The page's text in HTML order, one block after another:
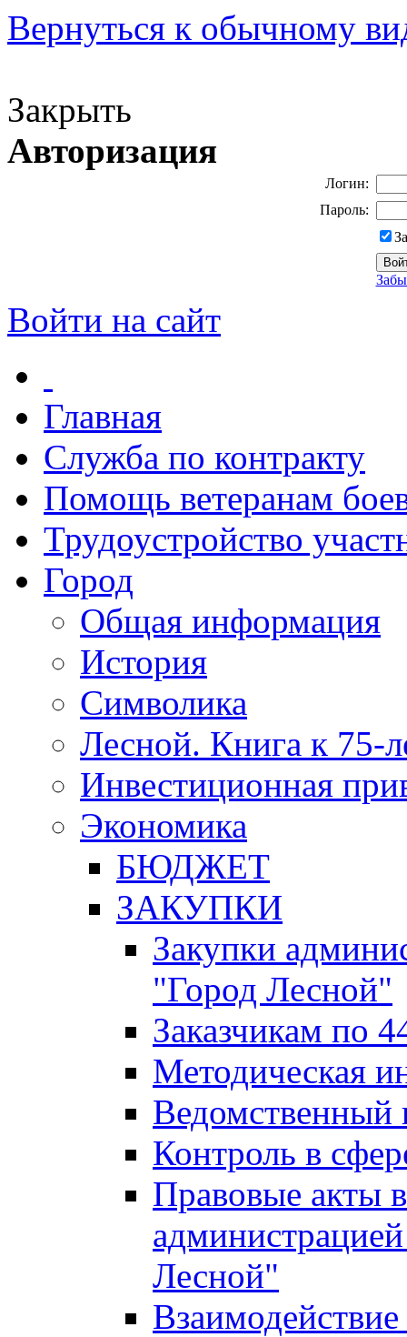
Вернуться к обычному
Закрыть
Авторизация
Логин:
Пароль:
Войти на сайт
Главная
Служба по контракту
Помощь ветеранам
Трудоустройство
Город
Общая информация
История
Символика
Лесной. Книга к 75-
Инвестиционная
Экономика
БЮДЖЕТ
ЗАКУПКИ
Закупки
"Город Лесной"
Заказчикам по
Методическая
Ведомственный
Контроль в
Правовые акты
Лесной"